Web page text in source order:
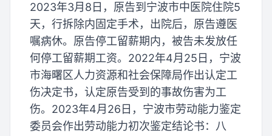
2023年3月8日，原告到宁波市中医院住院5
天，行拆除内固定手术，出院后，原告遵医
嘱病休。原告停工留薪期内，被告未发放任
何停工留薪期工资。2022年4月25日，宁波
市海曙区人力资源和社会保障局作出认定工
伤决定书，认定原告受到的事故伤害为工
伤。2023年4月26日，宁波市劳动能力鉴定
委员会作出劳动能力初次鉴定结论书：八